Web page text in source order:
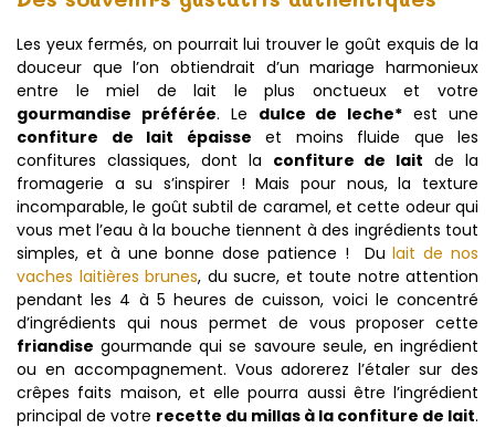
Les yeux fermés, on pourrait lui trouver le goût exquis de la
douceur que l’on obtiendrait d’un mariage harmonieux
entre le miel de lait le plus onctueux et votre
gourmandise préférée. Le dulce de leche* est une
confiture de lait épaisse et moins fluide que les
confitures classiques, dont la confiture de lait de la
fromagerie a su s’inspirer ! Mais pour nous, la texture
incomparable, le goût subtil de caramel, et cette odeur qui
vous met l’eau à la bouche tiennent à des ingrédients tout
simples, et à une bonne dose patience ! Dulait de nos
vaches laitières brunes, du sucre, et toute notre attention
pendant les 4 à 5 heures de cuisson, voici le concentré
d’ingrédients qui nous permet de vous proposer cette
friandise gourmande qui se savoure seule, en ingrédient
ou en accompagnement. Vous adorerez l’étaler sur des
crêpes faits maison, et elle pourra aussi être l’ingrédient
principal de votre recette du millas à la confiture de lait.